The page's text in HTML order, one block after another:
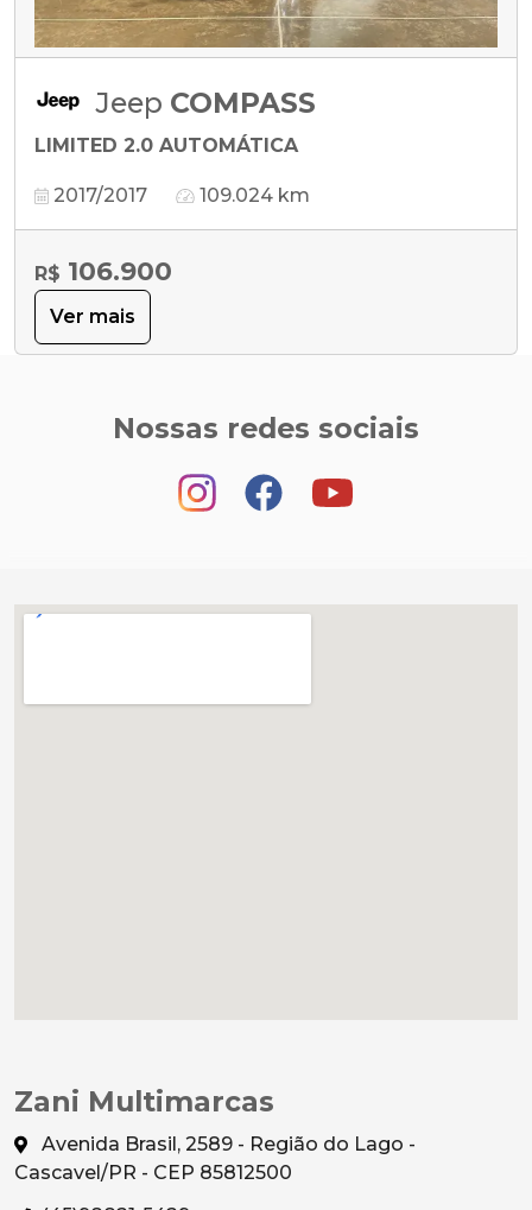
Jeep COMPASS
LIMITED 2.0 AUTOMÁTICA
2017/2017 109.024 km
R$ 106.900
Ver mais
Nossas redes sociais
Zani Multimarcas
Avenida Brasil, 2589 - Região do Lago -
Cascavel/PR - CEP 85812500